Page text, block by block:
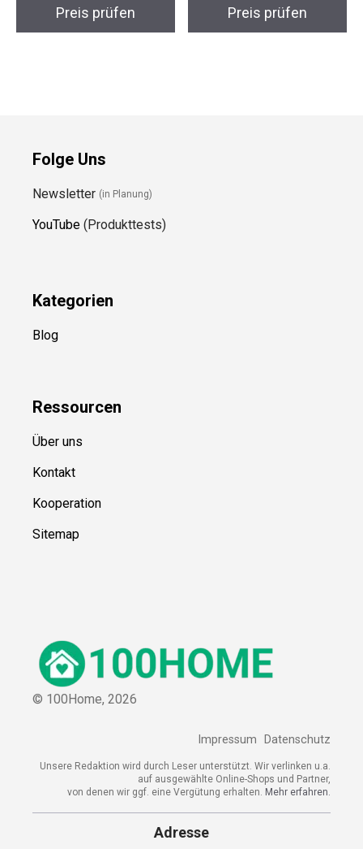
Preis prüfen Preis prüfen
Folge Uns
Newsletter (in Planung)
YouTube (Produkttests)
Kategorien
Blog
Ressourcen
Über uns
Kontakt
Kooperation
Sitemap
© 100Home, 2026
Impressum Datenschutz
Unsere Redaktion wird durch Leser unterstützt. Wir verlinken u.a.
auf ausgewählte Online-Shops und Partner,
von denen wir ggf. eine Vergütung erhalten. Mehr erfahren.
Adresse